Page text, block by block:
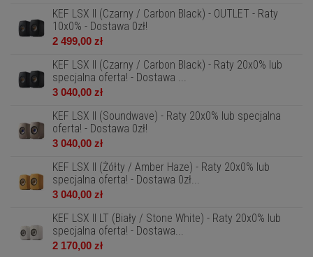
KEF LSX II (Czarny / Carbon Black) - OUTLET - Raty
10x0% - Dostawa 0zł!
2 499,00 zł
KEF LSX II (Czarny / Carbon Black) - Raty 20x0% lub
specjalna oferta! - Dostawa ...
3 040,00 zł
KEF LSX II (Soundwave) - Raty 20x0% lub specjalna
oferta! - Dostawa 0zł!
3 040,00 zł
KEF LSX II (Żółty / Amber Haze) - Raty 20x0% lub
specjalna oferta! - Dostawa 0zł...
3 040,00 zł
KEF LSX II LT (Biały / Stone White) - Raty 20x0% lub
specjalna oferta! - Dostawa...
2 170,00 zł